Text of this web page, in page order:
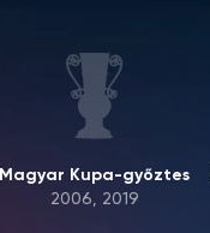
Magyar Kupa-győztes
2006, 2019